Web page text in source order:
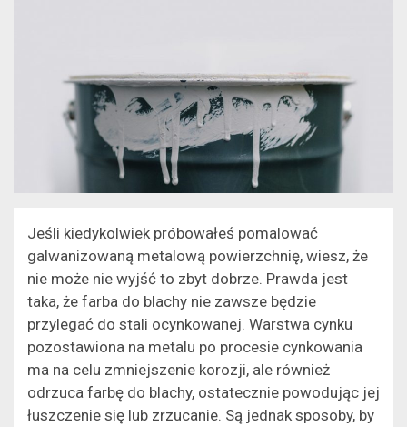
Jeśli kiedykolwiek próbowałeś pomalować
galwanizowaną metalową powierzchnię, wiesz, że
nie może nie wyjść to zbyt dobrze. Prawda jest
taka, że ​​farba do blachy nie zawsze będzie
przylegać do stali ocynkowanej. Warstwa cynku
pozostawiona na metalu po procesie cynkowania
ma na celu zmniejszenie korozji, ale również
odrzuca farbę do blachy, ostatecznie powodując jej
łuszczenie się lub zrzucanie. Są jednak sposoby, by